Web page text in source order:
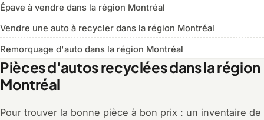
Épave à vendre dans la région Montréal
Vendre une auto à recycler dans la région Montréal
Remorquage d'auto dans la région Montréal
Pièces d'autos recyclées dans la région
Montréal
Pour trouver la bonne pièce à bon prix : un inventaire de